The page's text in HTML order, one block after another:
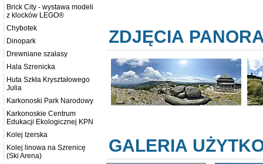
Brick City - wystawa modeli
z klocków LEGO®
Chybotek
Dinopark
Drewniane szałasy
Hala Szrenicka
Huta Szkła Kryształowego
Julia
Karkonoski Park Narodowy
Karkonoskie Centrum
Edukacji Ekologicznej KPN
Kolej Izerska
Kolej linowa na Szrenicę
(Ski Arena)
ZDJĘCIA
GALERIA